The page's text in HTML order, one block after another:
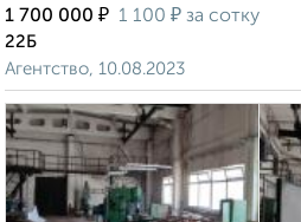
1 700 000 ₽ 1 100 ₽ за сотку
22Б
Агентство, 10.08.2023